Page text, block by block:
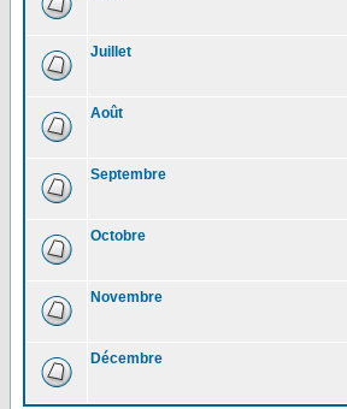
Juillet
Août
Septembre
Octobre
Novembre
Décembre